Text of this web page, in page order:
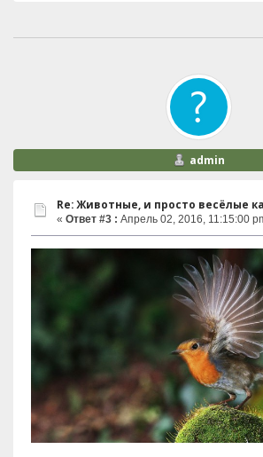
admin
Re: Животные, и просто весёлые
« Ответ #3 : Апрель 02, 2016, 11:15:00